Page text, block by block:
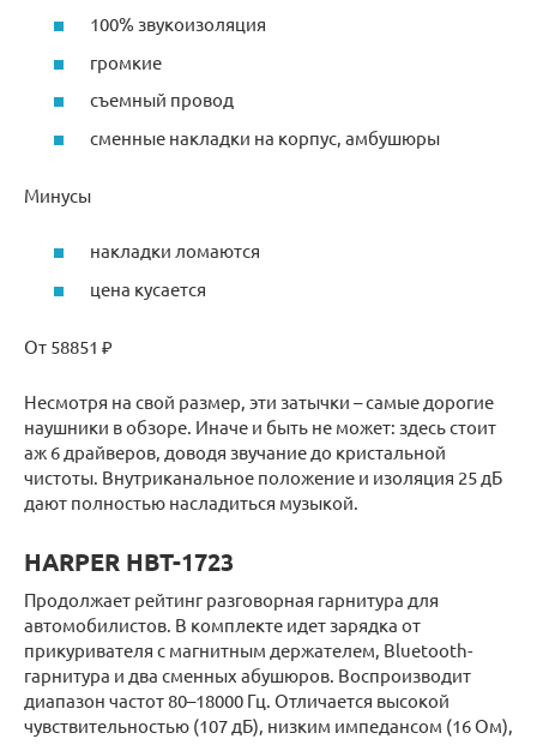
100% звукоизоляция
громкие
съемный провод
сменные накладки на корпус, амбушюры
Минусы
накладки ломаются
цена кусается
От 58851 ₽
Несмотря на свой размер, эти затычки – самые дорогие
наушники в обзоре. Иначе и быть не может: здесь стоит
аж 6 драйверов, доводя звучание до кристальной
чистоты. Внутриканальное положение и изоляция 25 дБ
дают полностью насладиться музыкой.
HARPER HBT-1723
Продолжает рейтинг разговорная гарнитура для
автомобилистов. В комплекте идет зарядка от
прикуривателя с магнитным держателем, Bluetooth-
гарнитура и два сменных абушюров. Воспроизводит
диапазон частот 80–18000 Гц. Отличается высокой
чувствительностью (107 дБ), низким импедансом (16 Ом),